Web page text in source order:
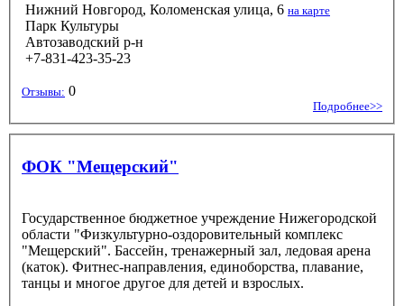
Нижний Новгород, Коломенская улица, 6 на карте
Парк Культуры
Автозаводский р-н
+7-831-423-35-23
Отзывы: 0
Подробнее>>
ФОК "Мещерский"
Государственное бюджетное учреждение Нижегородской
области "Физкультурно-оздоровительный комплекс
"Мещерский". Бассейн, тренажерный зал, ледовая арена
(каток). Фитнес-направления, единоборства, плавание,
танцы и многое другое для детей и взрослых.